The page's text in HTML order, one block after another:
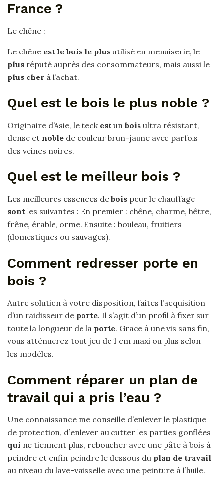
France ?
Le chêne :
Le chêne est le bois le plus utilisé en menuiserie, le
plus réputé auprès des consommateurs, mais aussi le
plus cher à l’achat.
Quel est le bois le plus noble ?
Originaire d’Asie, le teck est un bois ultra résistant,
dense et noble de couleur brun-jaune avec parfois
des veines noires.
Quel est le meilleur bois ?
Les meilleures essences de bois pour le chauffage
sont les suivantes : En premier : chêne, charme, hêtre,
frêne, érable, orme. Ensuite : bouleau, fruitiers
(domestiques ou sauvages).
Comment redresser porte en
bois ?
Autre solution à votre disposition, faites l’acquisition
d’un raidisseur de porte. Il s’agit d’un profil à fixer sur
toute la longueur de la porte. Grace à une vis sans fin,
vous atténuerez tout jeu de 1 cm maxi ou plus selon
les modèles.
Comment réparer un plan de
travail qui a pris l’eau ?
Une connaissance me conseille d’enlever le plastique
de protection, d’enlever au cutter les parties gonflées
qui ne tiennent plus, reboucher avec une pâte à bois à
peindre et enfin peindre le dessous du plan de travail
au niveau du lave-vaisselle avec une peinture à l’huile.